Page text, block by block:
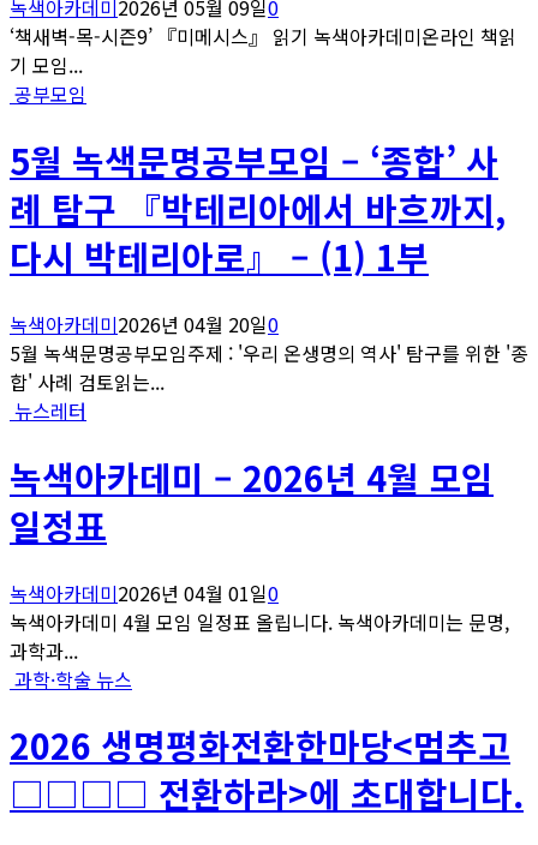
녹색아카데미 2026년 05월 09일0
‘책새벽-목-시즌9’ 『미메시스』 읽기 녹색아카데미온라인 책읽
기 모임...
공부모임
5월 녹색문명공부모임 – ‘종합’ 사
례 탐구 『박테리아에서 바흐까지,
다시 박테리아로』 – (1) 1부
녹색아카데미2026년 04월 20일0
5월 녹색문명공부모임주제 : '우리 온생명의 역사' 탐구를 위한 '종
합' 사례 검토읽는...
뉴스레터
녹색아카데미 – 2026년 4월 모임
일정표
녹색아카데미2026년 04월 01일0
녹색아카데미 4월 모임 일정표 올립니다. 녹색아카데미는 문명,
과학과...
과학·학술 뉴스
2026 생명평화전환한마당<멈추고
□□□□ 전환하라>에 초대합니다.